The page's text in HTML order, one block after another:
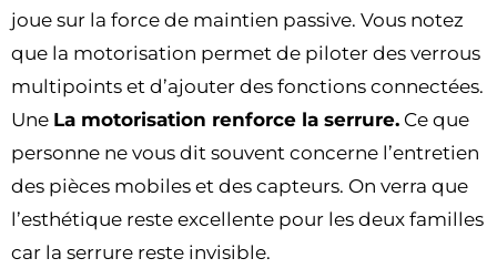
joue sur la force de maintien passive. Vous notez
que la motorisation permet de piloter des verrous
multipoints et d’ajouter des fonctions connectées.
Une La motorisation renforce la serrure. Ce que
personne ne vous dit souvent concerne l’entretien
des pièces mobiles et des capteurs. On verra que
l’esthétique reste excellente pour les deux familles
car la serrure reste invisible.